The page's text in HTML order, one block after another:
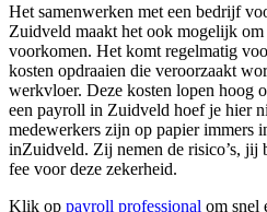
Het samenwerken met een bedrijf
Zuidveld maakt het ook mogelijk om
voorkomen. Het komt regelmatig
kosten opdraaien die veroorzaakt
werkvloer. Deze kosten lopen hoog
een payroll in Zuidveld hoef je hier
medewerkers zijn op papier immers
inZuidveld. Zij nemen de risico’s, jij
fee voor deze zekerheid.
Klik op payroll professional om snel